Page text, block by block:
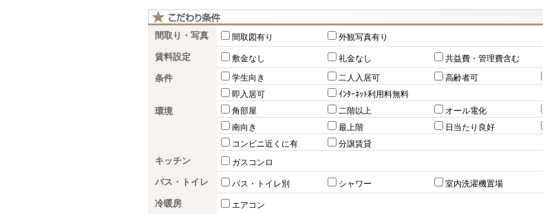
間取り・写真 間取図有り 外観写真有り
賃料設定 敷金なし 礼金なし 共益費・管理費含む
条件 学生向き 二人入居可 高齢者可
即入居可
ｲﾝﾀｰﾈｯﾄ利用料無料
環境 角部屋 二階以上 オール電化
南向き
最上階 日当たり良好
コンビニ近くに有
分譲賃貸
キッチン ガスコンロ
バス・トイレ バス・トイレ別 シャワー 室内洗濯機置場
冷暖房 エアコン